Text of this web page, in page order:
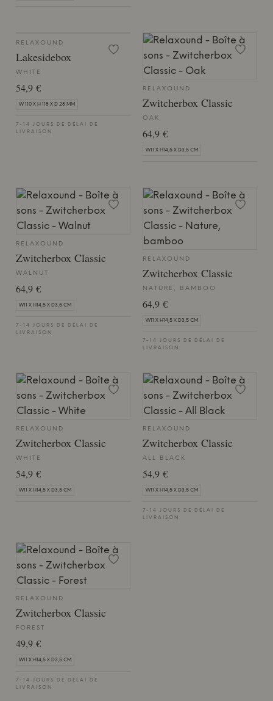
RELAXOUND
Lakesidebox
WHITE
54,9 €
W 110 X H 118 X D 28 MM
7-14 JOURS DE DÉLAI DE
LIVRAISON
RELAXOUND
Zwitcherbox Classic
OAK
64,9 €
W11 X H14,5 X D3,5 CM
RELAXOUND
Zwitcherbox Classic
WALNUT
64,9 €
W11 X H14,5 X D3,5 CM
7-14 JOURS DE DÉLAI DE
LIVRAISON
RELAXOUND
Zwitcherbox Classic
NATURE, BAMBOO
64,9 €
W11 X H14,5 X D3,5 CM
7-14 JOURS DE DÉLAI DE
LIVRAISON
RELAXOUND
Zwitcherbox Classic
WHITE
54,9 €
W11 X H14,5 X D3,5 CM
RELAXOUND
Zwitcherbox Classic
ALL BLACK
54,9 €
W11 X H14,5 X D3,5 CM
7-14 JOURS DE DÉLAI DE
LIVRAISON
RELAXOUND
Zwitcherbox Classic
FOREST
49,9 €
W11 X H14,5 X D3,5 CM
7-14 JOURS DE DÉLAI DE
LIVRAISON